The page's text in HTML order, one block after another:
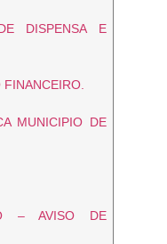
DISPENSA E
FINANCEIRO.
MUNICIPIO DE
– AVISO DE